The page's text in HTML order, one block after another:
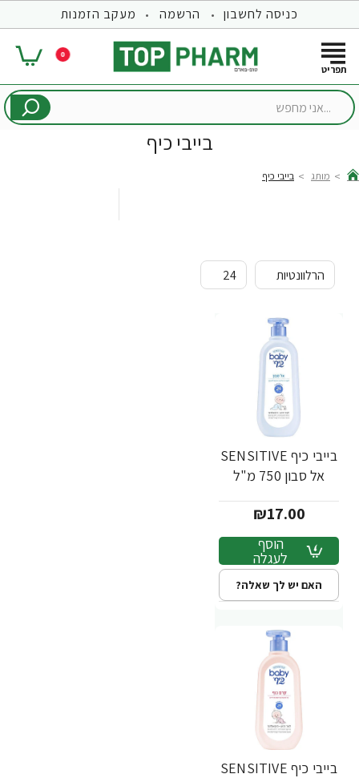
כניסה לחשבון הרשמה מעקב הזמנות
0
...אני
בייבי כיף
מותג בייבי כיף
בייבי כיף SENSITIVE
אל סבון 750 מ"ל
₪17.00
הוסף
לעגלה
האם יש לך שאלה?
בייבי כיף SENSITIVE